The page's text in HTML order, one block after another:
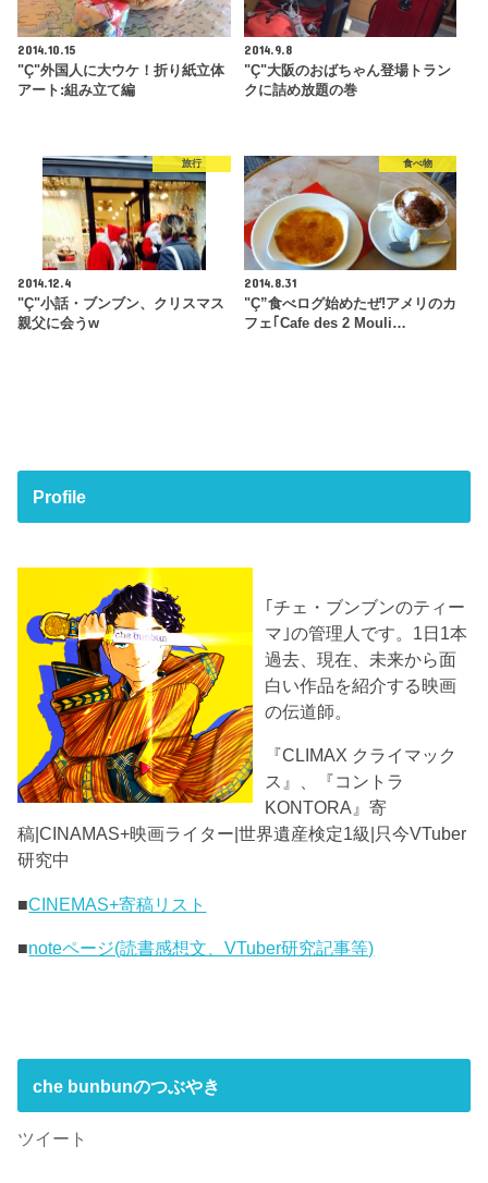
2014.10.15
"Ç"外国人に大ウケ！折り紙立体
アート:組み立て編
2014.9.8
"Ç"大阪のおばちゃん登場トラン
クに詰め放題の巻
旅行
2014.12.4
"Ç"小話・ブンブン、クリスマス
親父に会うw
食べ物
2014.8.31
"Ç”食べログ始めたぜ!アメリのカ
フェ｢Cafe des 2 Mouli…
Profile
｢チェ・ブンブンのティー
マ｣の管理人です。1日1本
過去、現在、未来から面
白い作品を紹介する映画
の伝道師。
『CLIMAX クライマック
ス』、『コントラ
KONTORA』寄
稿|CINAMAS+映画ライター|世界遺産検定1級|只今VTuber
研究中
■CINEMAS+寄稿リスト
■noteページ(読書感想文、VTuber研究記事等)
che bunbunのつぶやき
ツイート